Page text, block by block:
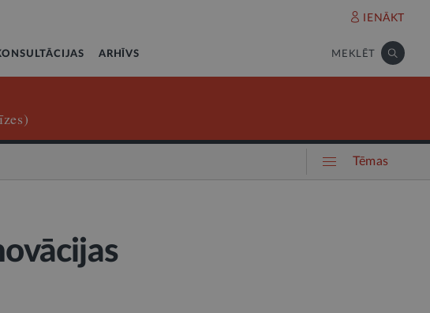
IENĀKT
ARHĪVS MEKLĒT
Tēmas